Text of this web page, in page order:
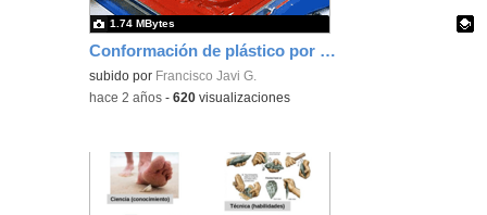
Conformación de plástico por vacío GIF
Contenido educativo.
subido por Francisco Javi G.
1.74 MBytes
-hace 2 años -620 visualizaciones